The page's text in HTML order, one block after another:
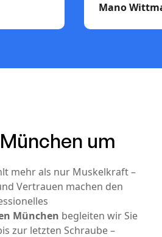
Mano
um
mehr als nur Muskelkraft –
Vertrauen machen den
München begleiten wir Sie
zur letzten Schraube –